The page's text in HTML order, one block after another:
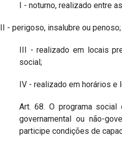
I - noturno, realizado entre
II - perigoso, insalubre ou penoso;
III - realizado em locais
social;
IV - realizado em horários e
Art. 68. O programa
governamental ou não-
participe condições de